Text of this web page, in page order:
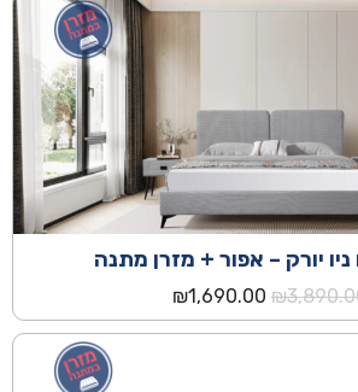
יורק – אפור + מזרן מתנה
₪ המחיר
המקורי
היה:
₪1,690.00
הנוכחי
הוא:
₪1,690.00.